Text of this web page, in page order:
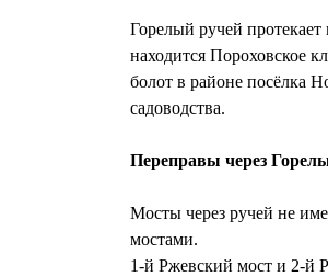
Горелый ручей
находится Пороховское
болот в районе посёлка
садоводства.
Переправы через
Мосты через ручей не
мостами.
1-й Ржевский мост и 2-й